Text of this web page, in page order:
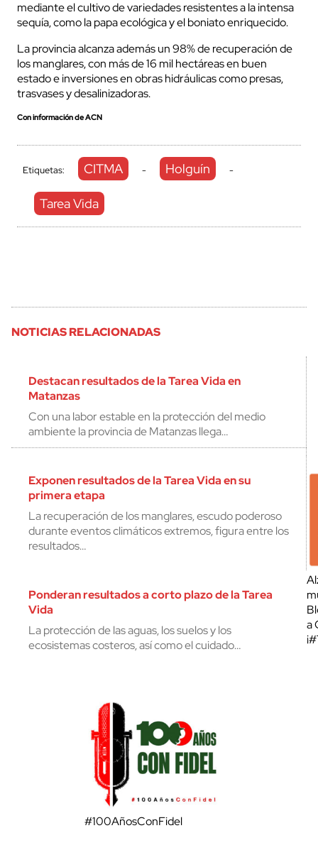
mediante el cultivo de variedades resistentes a la intensa
sequía, como la papa ecológica y el boniato enriquecido.
La provincia alcanza además un 98% de recuperación de
los manglares, con más de 16 mil hectáreas en buen
estado e inversiones en obras hidráulicas como presas,
trasvases y desalinizadoras.
Con información de ACN
Etiquetas: CITMA - Holguín -
Tarea Vida
NOTICIAS RELACIONADAS
Destacan resultados de la Tarea Vida en
Matanzas
Con una labor estable en la protección del medio
ambiente la provincia de Matanzas llega…
Exponen resultados de la Tarea Vida en su
primera etapa
La recuperación de los manglares, escudo poderoso
durante eventos climáticos extremos, figura entre los
resultados…
Ponderan resultados a corto plazo de la Tarea
Vida
La protección de las aguas, los suelos y los
ecosistemas costeros, así como el cuidado…
a
#100AñosConFidel